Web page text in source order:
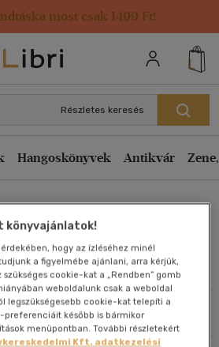
most csak 1499 Ft!
adatai
Részletes keresés
Hangoskönyvek Antikvár
Rendezés
csökkenő
szerint csökkenő
szerint növekvő
Z
könyvajánlatok!
hogy az ízléséhez minél
a figyelmébe ajánlani, arra kérjük,
cookie-kat a „Rendben” gomb
weboldalunk csak a weboldal
legszükségesebb cookie-kat telepíti a
preferenciáit később is bármikor
menüpontban. További részletekért
Kft. adatkezelési